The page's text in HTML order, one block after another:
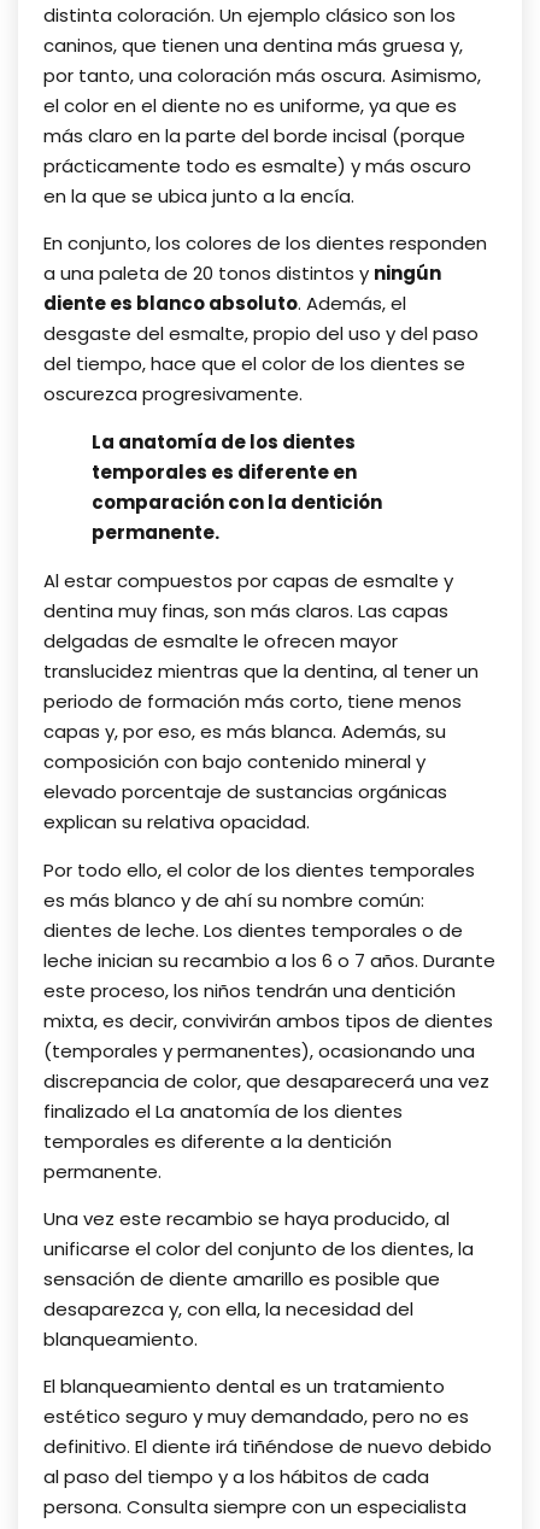
distinta coloración. Un ejemplo clásico son los
caninos, que tienen una dentina más gruesa y,
por tanto, una coloración más oscura. Asimismo,
el color en el diente no es uniforme, ya que es
más claro en la parte del borde incisal (porque
prácticamente todo es esmalte) y más oscuro
en la que se ubica junto a la encía.
En conjunto, los colores de los dientes responden
a una paleta de 20 tonos distintos y ningún
diente es blanco absoluto. Además, el
desgaste del esmalte, propio del uso y del paso
del tiempo, hace que el color de los dientes se
oscurezca progresivamente.
La anatomía de los dientes
temporales es diferente en
comparación con la dentición
permanente.
Al estar compuestos por capas de esmalte y
dentina muy finas, son más claros. Las capas
delgadas de esmalte le ofrecen mayor
translucidez mientras que la dentina, al tener un
periodo de formación más corto, tiene menos
capas y, por eso, es más blanca. Además, su
composición con bajo contenido mineral y
elevado porcentaje de sustancias orgánicas
explican su relativa opacidad.
Por todo ello, el color de los dientes temporales
es más blanco y de ahí su nombre común:
dientes de leche. Los dientes temporales o de
leche inician su recambio a los 6 o 7 años. Durante
este proceso, los niños tendrán una dentición
mixta, es decir, convivirán ambos tipos de dientes
(temporales y permanentes), ocasionando una
discrepancia de color, que desaparecerá una vez
finalizado el La anatomía de los dientes
temporales es diferente a la dentición
permanente.
Una vez este recambio se haya producido, al
unificarse el color del conjunto de los dientes, la
sensación de diente amarillo es posible que
desaparezca y, con ella, la necesidad del
blanqueamiento.
El blanqueamiento dental es un tratamiento
estético seguro y muy demandado, pero no es
definitivo. El diente irá tiñéndose de nuevo debido
al paso del tiempo y a los hábitos de cada
persona. Consulta siempre con un especialista